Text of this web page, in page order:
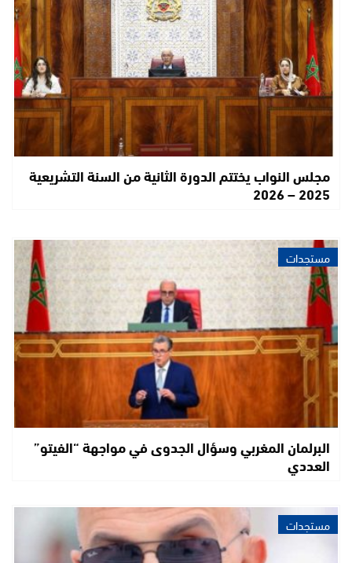
مجلس النواب يختتم الدورة الثانية من السنة التشريعية
2025 – 2026
مستجدات
البرلمان المغربي وسؤال الجدوى في مواجهة “الفيتو”
العددي
مستجدات